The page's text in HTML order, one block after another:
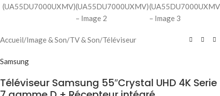
Accueil/Image & Son/TV & Son/Téléviseur
Samsung
Téléviseur Samsung 55″Crystal UHD 4K Serie